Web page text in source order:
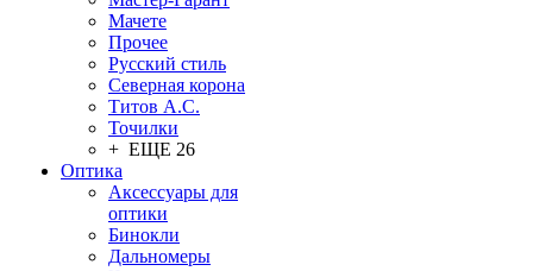
Мачете
Прочее
Русский стиль
Северная корона
Титов А.С.
Точилки
+ ЕЩЕ 26
Оптика
Аксессуары для
оптики
Бинокли
Дальномеры